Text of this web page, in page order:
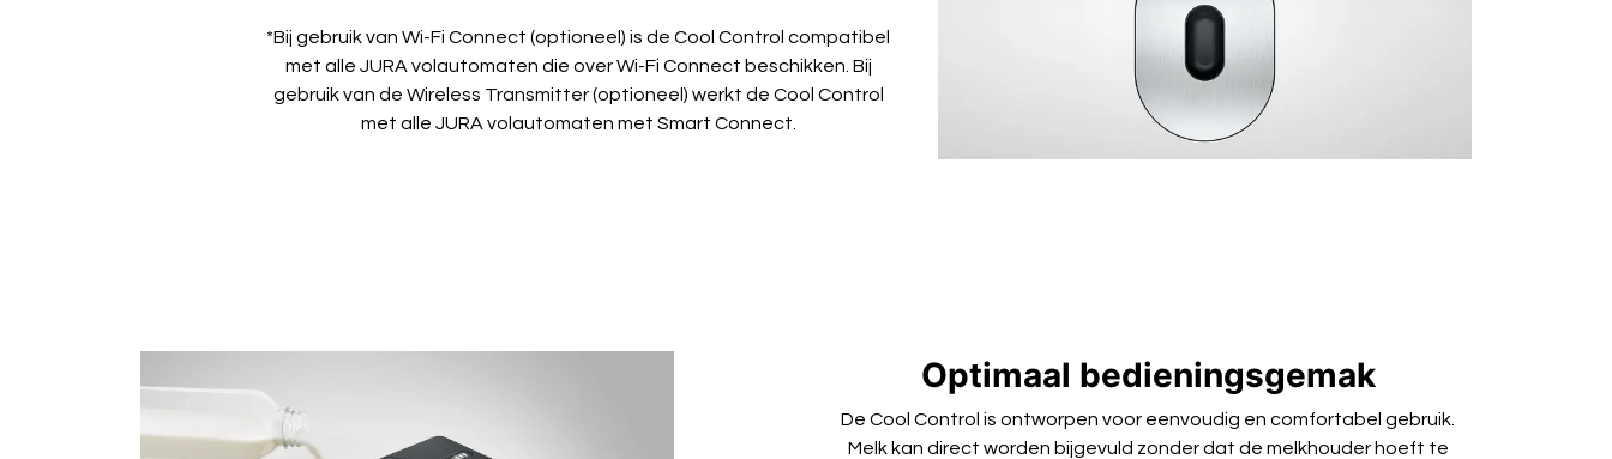
*Bij gebruik van Wi-Fi Connect (optioneel) is de Cool Control compatibel
met alle JURA volautomaten die over Wi-Fi Connect beschikken. Bij
gebruik van de Wireless Transmitter (optioneel) werkt de Cool Control
met alle JURA volautomaten met Smart Connect.
Optimaal bedieningsgemak
De Cool Control is ontworpen voor eenvoudig en comfortabel gebruik.
Melk kan direct worden bijgevuld zonder dat de melkhouder hoeft te